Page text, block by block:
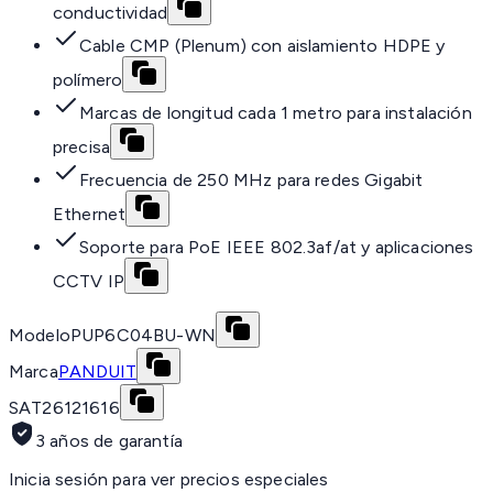
conductividad
Cable CMP (Plenum) con aislamiento HDPE y
polímero
Marcas de longitud cada 1 metro para instalación
precisa
Frecuencia de 250 MHz para redes Gigabit
Ethernet
Soporte para PoE IEEE 802.3af/at y aplicaciones
CCTV IP
ModeloPUP6C04BU-WN
MarcaPANDUIT
SAT26121616
3 años de garantía
Inicia sesión para ver precios especiales